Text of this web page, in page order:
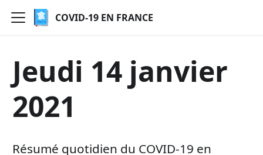
COVID-19 EN FRANCE
Jeudi 14 janvier
2021
Résumé quotidien du COVID-19 en